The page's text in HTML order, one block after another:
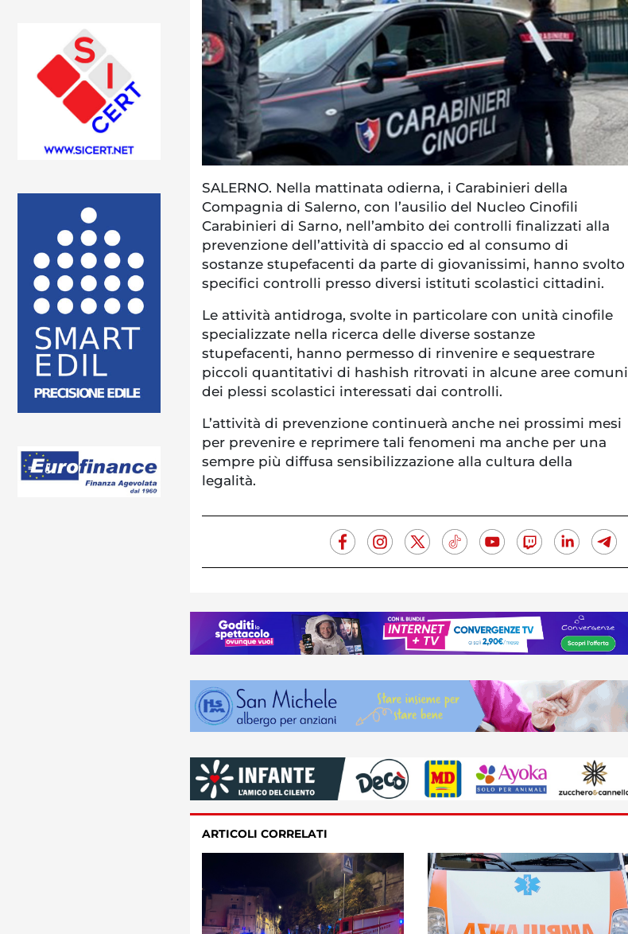
SALERNO. Nella mattinata odierna, i Carabinieri della
Compagnia di Salerno, con l’ausilio del Nucleo Cinofili
Carabinieri di Sarno, nell’ambito dei controlli finalizzati alla
prevenzione dell’attività di spaccio ed al consumo di
sostanze stupefacenti da parte di giovanissimi, hanno svolto
specifici controlli presso diversi istituti scolastici cittadini.
Le attività antidroga, svolte in particolare con unità cinofile
specializzate nella ricerca delle diverse sostanze
stupefacenti, hanno permesso di rinvenire e sequestrare
piccoli quantitativi di hashish ritrovati in alcune aree comuni
dei plessi scolastici interessati dai controlli.
L’attività di prevenzione continuerà anche nei prossimi mesi
per prevenire e reprimere tali fenomeni ma anche per una
sempre più diffusa sensibilizzazione alla cultura della
legalità.
ARTICOLI CORRELATI